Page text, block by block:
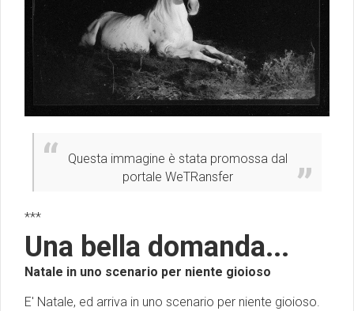
Questa immagine è stata promossa dal
portale WeTRansfer
***
Una bella domanda...
Natale in uno scenario per niente gioioso
E' Natale, ed arriva in uno scenario per niente gioioso.